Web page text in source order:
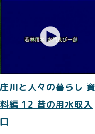
庄川と人々の暮らし 資
料編 12 昔の用水取入
口